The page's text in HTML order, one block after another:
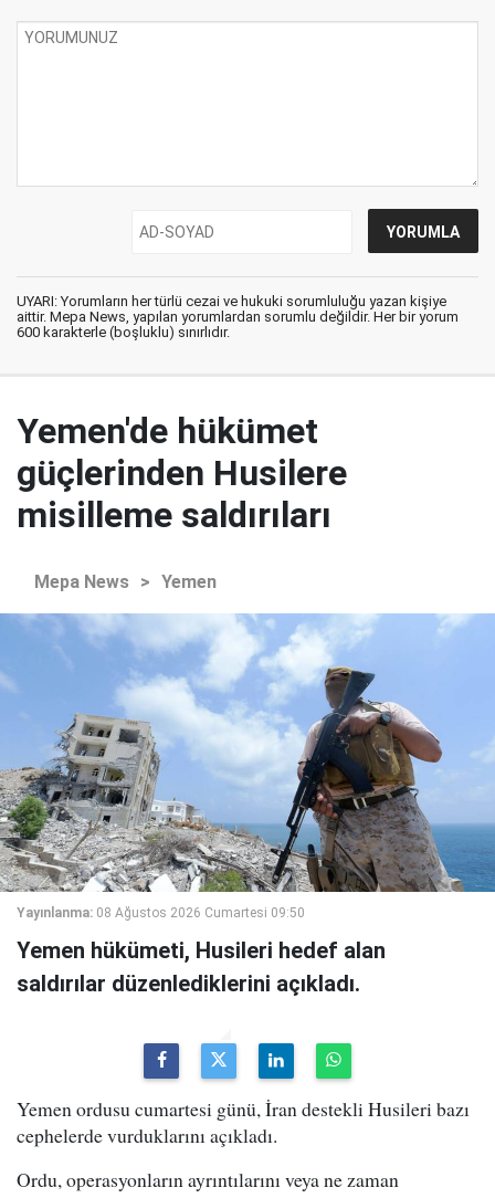
UYARI: Yorumların her türlü cezai ve hukuki sorumluluğu yazan kişiye
aittir. Mepa News, yapılan yorumlardan sorumlu değildir. Her bir yorum
600 karakterle (boşluklu) sınırlıdır.
Yemen'de hükümet
güçlerinden Husilere
misilleme saldırıları
Mepa News > Yemen
Yayınlanma: 08 Ağustos 2026 Cumartesi 09:50
Yemen hükümeti, Husileri hedef alan
saldırılar düzenlediklerini açıkladı.
Yemen ordusu cumartesi günü, İran destekli Husileri bazı
cephelerde vurduklarını açıkladı.
Ordu, operasyonların ayrıntılarını veya ne zaman